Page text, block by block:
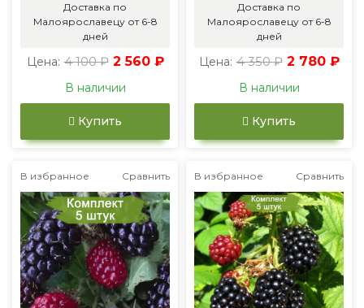
Доставка по
Малоярославецу от 6-8
дней
Цена: 4 100 ₽ 2 560 ₽
В наличии
Купить
Доставка по
Малоярославецу от 6-8
дней
Цена: 4 350 ₽ 2 780 ₽
В наличии
Купить
В избранное Сравнить В избранное Сравнить